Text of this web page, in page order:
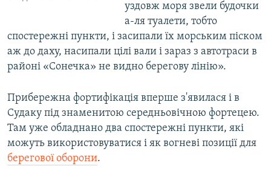
уздовж моря звели будочки
а-ля туалети, тобто
спостережні пункти, і засипали їх морським піском
аж до даху, насипали цілі вали і зараз з автотраси в
районі «Сонечка» не видно берегову лінію».
Прибережна фортифікація вперше з'явилася і в
Судаку під знаменитою середньовічною фортецею.
Там уже обладнано два спостережні пункти, які
можуть використовуватися і як вогневі позиції для
берегової оборони.